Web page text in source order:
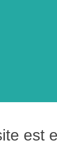
est